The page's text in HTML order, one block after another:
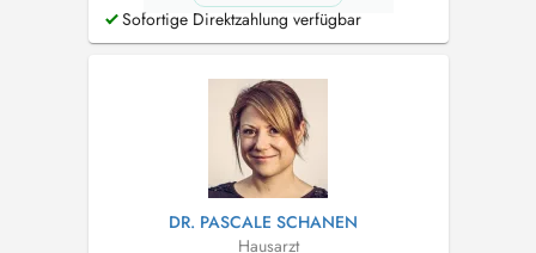
Sofortige Direktzahlung verfügbar
DR. PASCALE SCHANEN
Hausarzt